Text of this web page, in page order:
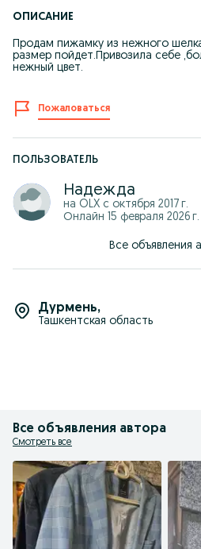
ОПИСАНИЕ
Продам пижамку из нежного
размер пойдет.Привозила себе
нежный цвет.
Пожаловаться
ПОЛЬЗОВАТЕЛЬ
Надежда
на OLX с октября 2017 г.
Онлайн 15 февраля 2026 г.
Все объявления
Дурмень,
Ташкентская область
Все объявления автора
Смотреть все